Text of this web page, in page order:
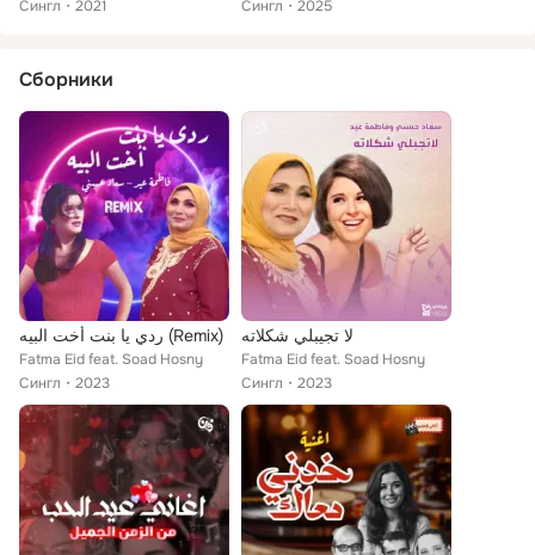
Сингл
2021
Сингл
2025
Сборники
ردي يا بنت أخت البيه (Remix)
Fatma Eid feat. Soad Hosny
Сингл
2023
لا تجيبلي شكلاته
Fatma Eid feat. Soad Hosny
Сингл
2023